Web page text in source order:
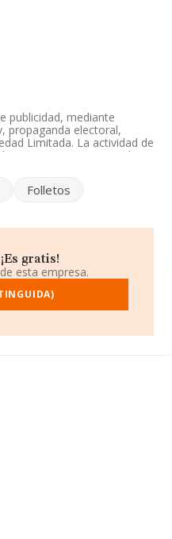
publicidad, mediante
propaganda electoral,
Limitada. La actividad de
es 7311. La compañía no
en cuenta la
empresas, a nivel
un promedio de
para completar los datos
Folletos
gratis!
esta empresa.